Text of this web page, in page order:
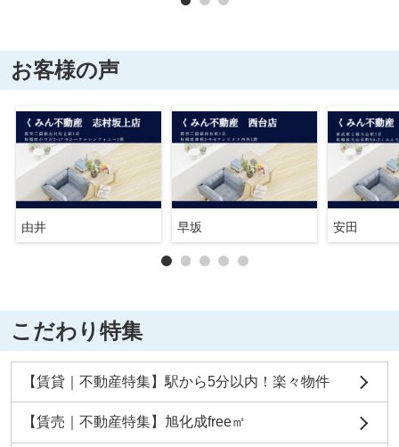
お客様の声
由井 早坂 安田
こだわり特集
【賃貸｜不動産特集】駅から5分以内！楽々物件
【賃売｜不動産特集】旭化成free㎡